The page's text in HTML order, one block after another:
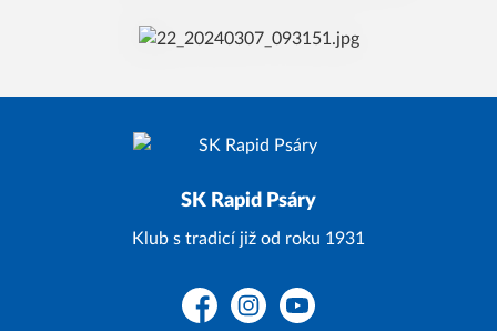
SK Rapid Psáry
Klub s tradicí již od roku 1931
FacebookInstagramYouTube